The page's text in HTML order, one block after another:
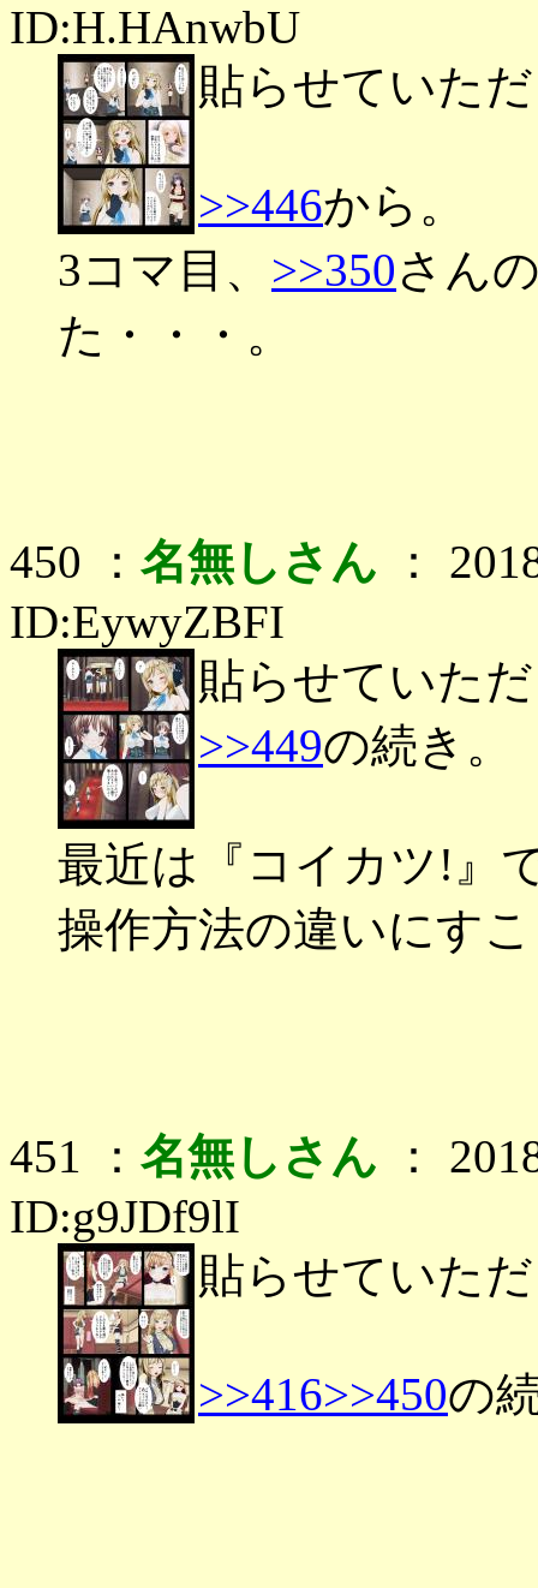
ID:H.HAnwbU
貼らせていた
>>446から。
3コマ目、 >>350さん
た・・・。
450 ： 名無しさん ：
ID:EywyZBFI
貼らせていた
>>449の続き。
最近は『コイカツ!』
操作方法の違いにす
451 ： 名無しさん ：
ID:g9JDf9lI
貼らせていた
>>416>>450の